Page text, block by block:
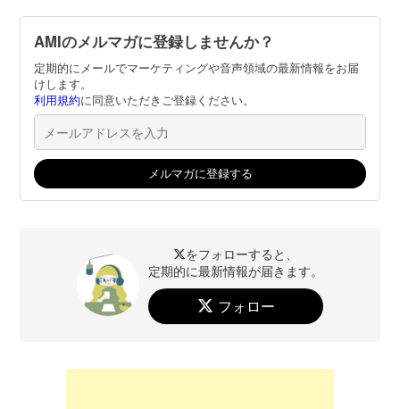
AMIのメルマガに登録しませんか？
定期的にメールでマーケティングや音声領域の最新情報をお届
けします。
利用規約に同意いただきご登録ください。
をフォローすると、
定期的に最新情報が届きます。
フォロー